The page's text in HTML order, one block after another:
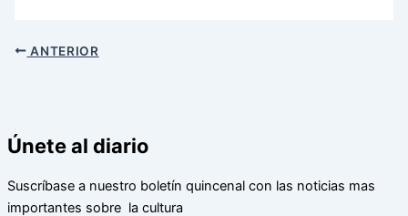
ANTERIOR
Únete al diario
Suscríbase a nuestro boletín quincenal con las noticias mas
importantes sobre la cultura